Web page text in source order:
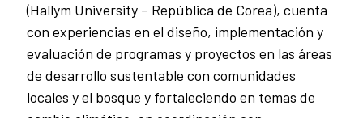
(Hallym University – República de Corea), cuenta
con experiencias en el diseño, implementación y
evaluación de programas y proyectos en las áreas
de desarrollo sustentable con comunidades
locales y el bosque y fortaleciendo en temas de